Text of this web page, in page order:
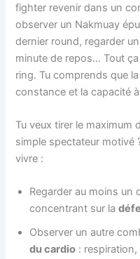
fighter revenir dans un
observer un Nakmuay
dernier round, regarder
minute de repos… Tout
ring. Tu comprends que
constance et la capacité
Tu veux tirer le maximum
simple spectateur motivé
vivre :
Regarder au moins un
concentrant sur la
Observer un autre
du cardio :